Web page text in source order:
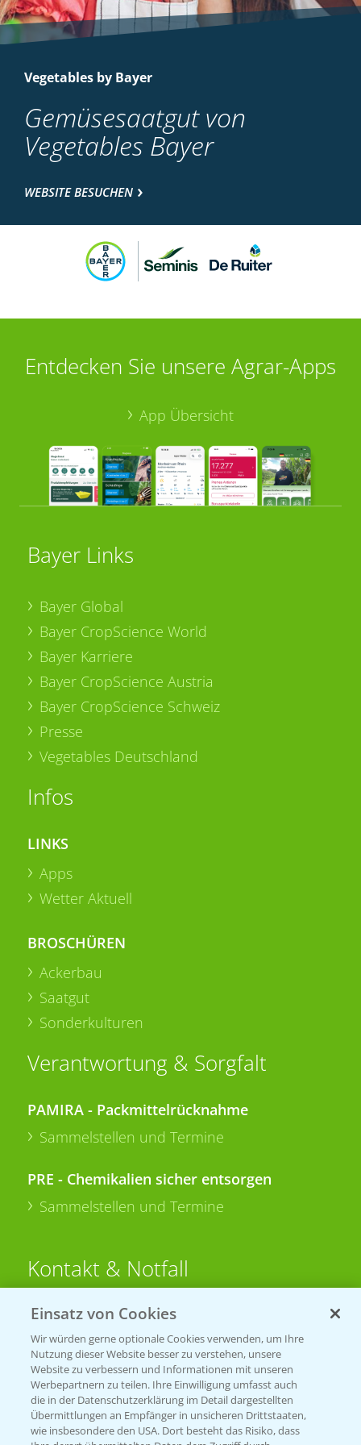
Vegetables by Bayer
Gemüsesaatgut von
Vegetables Bayer
WEBSITE BESUCHEN
Entdecken Sie unsere Agrar-Apps
App Übersicht
Bayer Links
Bayer Global
Bayer CropScience World
Bayer Karriere
Bayer CropScience Austria
Bayer CropScience Schweiz
Presse
Vegetables Deutschland
Infos
LINKS
Apps
Wetter Aktuell
BROSCHÜREN
Ackerbau
Saatgut
Sonderkulturen
Verantwortung & Sorgfalt
PAMIRA - Packmittelrücknahme
Sammelstellen und Termine
PRE - Chemikalien sicher entsorgen
Sammelstellen und Termine
Kontakt & Notfall
Beratung auf WhatsApp
T.+49 (0)174 346 564 1
KONTAKT
Hilfe in Notfällen
Einsatz von Cookies
Wir würden gerne optionale Cookies verwenden, um Ihre
Nutzung dieser Website besser zu verstehen, unsere
Website zu verbessern und Informationen mit unseren
Werbepartnern zu teilen. Ihre Einwilligung umfasst auch
die in der Datenschutzerklärung im Detail dargestellten
Übermittlungen an Empfänger in unsicheren Drittstaaten,
wie insbesondere den USA. Dort besteht das Risiko, dass